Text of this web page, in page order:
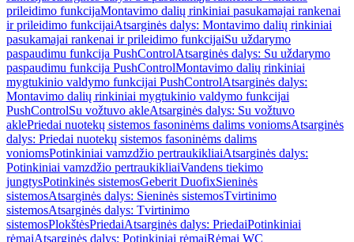
prileidimo funkcijaMontavimo dalių rinkiniai pasukamajai rankenai
ir prileidimo funkcijaiAtsarginės dalys: Montavimo dalių rinkiniai
pasukamajai rankenai ir prileidimo funkcijaiSu uždarymo
paspaudimu funkcija PushControlAtsarginės dalys: Su uždarymo
paspaudimu funkcija PushControlMontavimo dalių rinkiniai
mygtukinio valdymo funkcijai PushControlAtsarginės dalys:
Montavimo dalių rinkiniai mygtukinio valdymo funkcijai
PushControlSu vožtuvo akleAtsarginės dalys: Su vožtuvo
aklePriedai nuotekų sistemos fasoninėms dalims voniomsAtsarginės
dalys: Priedai nuotekų sistemos fasoninėms dalims
voniomsPotinkiniai vamzdžio pertraukikliaiAtsarginės dalys:
Potinkiniai vamzdžio pertraukikliaiVandens tiekimo
jungtysPotinkinės sistemosGeberit DuofixSieninės
sistemosAtsarginės dalys: Sieninės sistemosTvirtinimo
sistemosAtsarginės dalys: Tvirtinimo
sistemosPlokštėsPriedaiAtsarginės dalys: PriedaiPotinkiniai
rėmaiAtsarginės dalys: Potinkiniai rėmaiRėmai WC